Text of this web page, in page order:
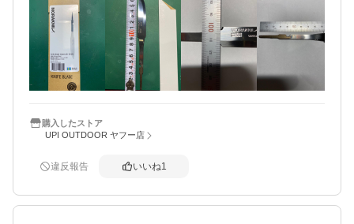
購入したストア
UPI OUTDOOR ヤフー店
違反報告 いいね1